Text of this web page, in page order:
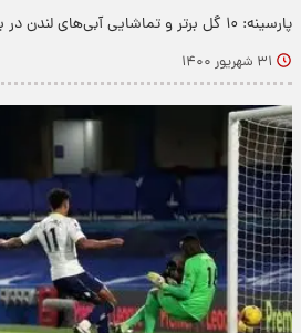
پارسینه: ۱۰ گل برتر و تماشایی آبی‌های لندن در برابر تاتنهام را ببینید.
۳۱ شهریور ۱۴۰۰